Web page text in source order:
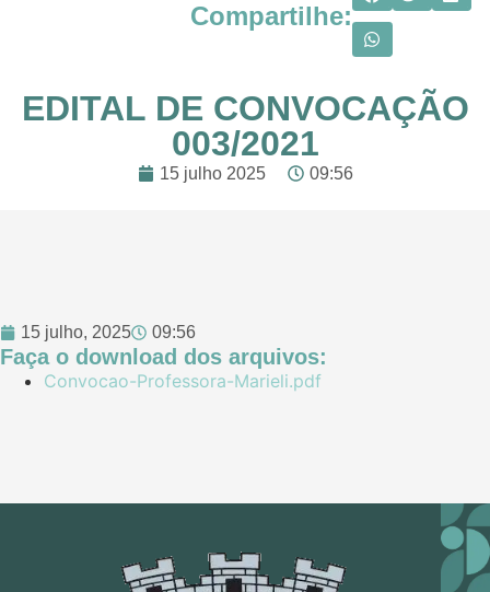
Compartilhe:
EDITAL DE CONVOCAÇÃO
003/2021
15 julho 2025 09:56
15 julho, 2025 09:56
Faça o download dos arquivos:
Convocao-Professora-Marieli.pdf